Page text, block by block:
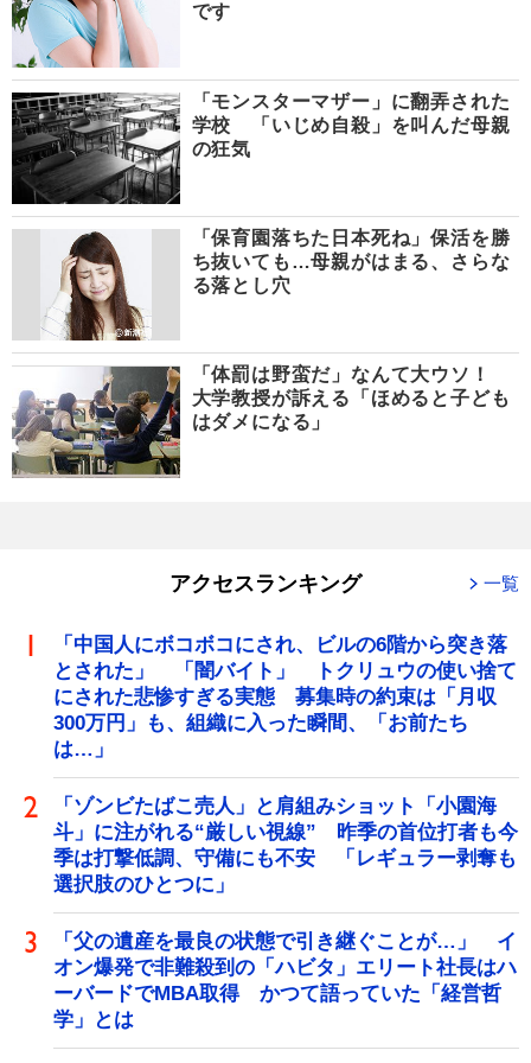
です
「モンスターマザー」に翻弄された
学校 「いじめ自殺」を叫んだ母親
の狂気
「保育園落ちた日本死ね」保活を勝
ち抜いても…母親がはまる、さらな
る落とし穴
「体罰は野蛮だ」なんて大ウソ！
大学教授が訴える「ほめると子ども
はダメになる」
アクセスランキング 一覧
「中国人にボコボコにされ、ビルの6階から突き落
とされた」 「闇バイト」 トクリュウの使い捨て
にされた悲惨すぎる実態 募集時の約束は「月収
300万円」も、組織に入った瞬間、「お前たち
は…」
「ゾンビたばこ売人」と肩組みショット「小園海
斗」に注がれる“厳しい視線” 昨季の首位打者も今
季は打撃低調、守備にも不安 「レギュラー剥奪も
選択肢のひとつに」
「父の遺産を最良の状態で引き継ぐことが…」 イ
オン爆発で非難殺到の「ハビタ」エリート社長はハ
ーバードでMBA取得 かつて語っていた「経営哲
学」とは